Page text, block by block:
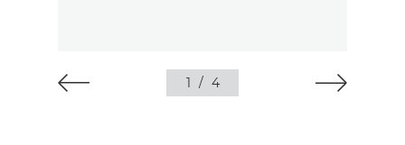
1 / 4